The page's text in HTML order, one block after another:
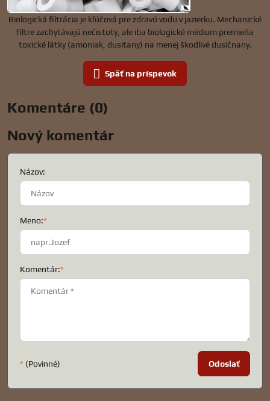
Biologická filtrácia je kľúčová pre zdravú vodu v jazierku. Mechanické
filtre zachytávajú nečistoty, ale iba biologické médium premieňa
toxické látky (amoniak, dusitany) na menej škodlivé dusičnany.
Späť na príspevok
Komentáre (0)
Nový komentár
Názov:
Meno:*
Komentár:*
* (Povinné) Odoslať